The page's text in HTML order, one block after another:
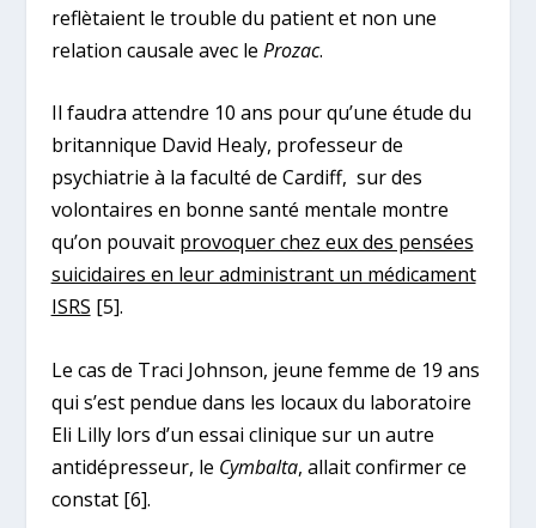
reflètaient le trouble du patient et non une
relation causale avec le Prozac.
Il faudra attendre 10 ans pour qu’une étude du
britannique David Healy, professeur de
psychiatrie à la faculté de Cardiff, sur des
volontaires en bonne santé mentale montre
qu’on pouvait provoquer chez eux des pensées
suicidaires en leur administrant un médicament
ISRS [5].
Le cas de Traci Johnson, jeune femme de 19 ans
qui s’est pendue dans les locaux du laboratoire
Eli Lilly lors d’un essai clinique sur un autre
antidépresseur, le Cymbalta, allait confirmer ce
constat [6].